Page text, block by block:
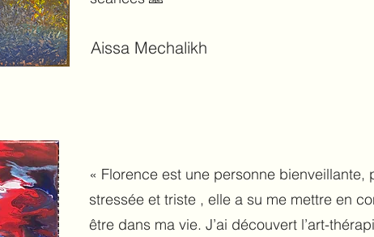
Aissa Mechalikh
« Florence est une personne bienveillante,
stressée et triste , elle a su me mettre en
être dans ma vie. J’ai découvert l’art-